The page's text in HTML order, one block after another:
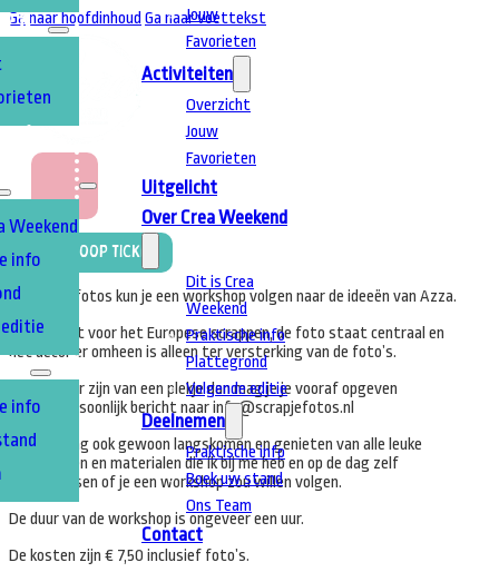
Ga naar hoofdinhoud Ga naar voettekst
Weekend
info
info
Jouw
Favorieten
Activiteiten
Overzicht
Jouw
Favorieten
Uitgelicht
Over Crea Weekend
Dit is Crea
Weekend
Praktische info
Plattegrond
Volgende editie
Deelnemen
Praktische info
Boek uw stand
Ons Team
Contact
Koop Ticket
Bij scrapjefotos kun je een workshop volgen naar de ideeën van Azza.
Azza staat voor het Europese scrappen, de foto staat centraal en
het decor er omheen is alleen ter versterking van de foto’s.
Wil je zeker zijn van een plekje dan mag je je vooraf opgeven
via een persoonlijk bericht naar info@scrapjefotos.nl
Maar je mag ook gewoon langskomen en genieten van alle leuke
voorbeelden en materialen die ik bij me heb en op de dag zelf
nog beslissen of je een workshop zou willen volgen.
De duur van de workshop is ongeveer een uur.
De kosten zijn € 7,50 inclusief foto’s.